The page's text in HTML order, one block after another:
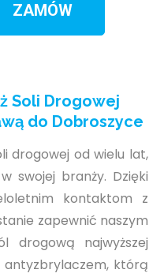
ZAMÓW
Soli Drogowej
do Dobroszyce
drogowej od wielu lat,
swojej branży. Dzięki
kontaktom z
zapewnić naszym
drogową najwyższej
antyzbrylaczem, którą